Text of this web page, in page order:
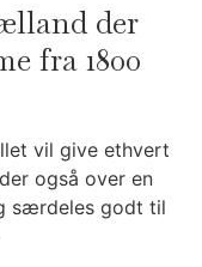
der
fra 1800
vil give ethvert
også over en
særdeles godt til